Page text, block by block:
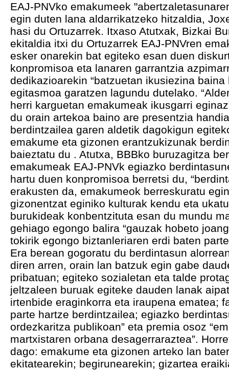
EAJ-PNVko emakumeek
egin duten lana aldarrikatzeko hitzaldia,
hasi du Ortuzarrek. Itxaso Atutxak, Bizkai
ekitaldia itxi du Ortuzarrek EAJ-PNVren
esker onarekin bat egiteko esan duen
konpromisoa eta lanaren garrantzia
dedikazioarekin “batzuetan ikusiezina baina
egitasmoa garatzen lagundu dutelako.
herri karguetan emakumeak ikusgarri
du orain artekoa baino are presentzia
berdintzailea garen aldetik dagokigun
emakume eta gizonen erantzukizunak
baieztatu du . Atutxa, BBBko buruzagitza
emakumeak EAJ-PNVk egiazko
hartu duen konpromisoa berretsi du,
erakusten da, emakumeok berreskuratu
gizonentzat eginiko kulturak kendu eta
burukideak konbentzituta esan du mundu
gehiago egongo balira “gauzak hobeto
tokirik egongo biztanleriaren erdi baten
Era berean gogoratu du berdintasun
diren arren, orain lan batzuk egin gabe
pribatuan; egiteko sozialetan eta talde
jeltzaleen buruak egiteke dauden lanak
irtenbide eraginkorra eta iraupena ematea;
parte hartze berdintzailea; egiazko
ordezkaritza publikoan” eta premia osoz
martxistaren orbana desagerraraztea”.
dago: emakume eta gizonen arteko lan
ekitatearekin; begirunearekin; gizartea